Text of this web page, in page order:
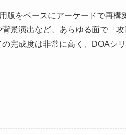
版をベースにアーケードで再構
景演出など、あらゆる面で「
完成度は非常に高く、DOAシ